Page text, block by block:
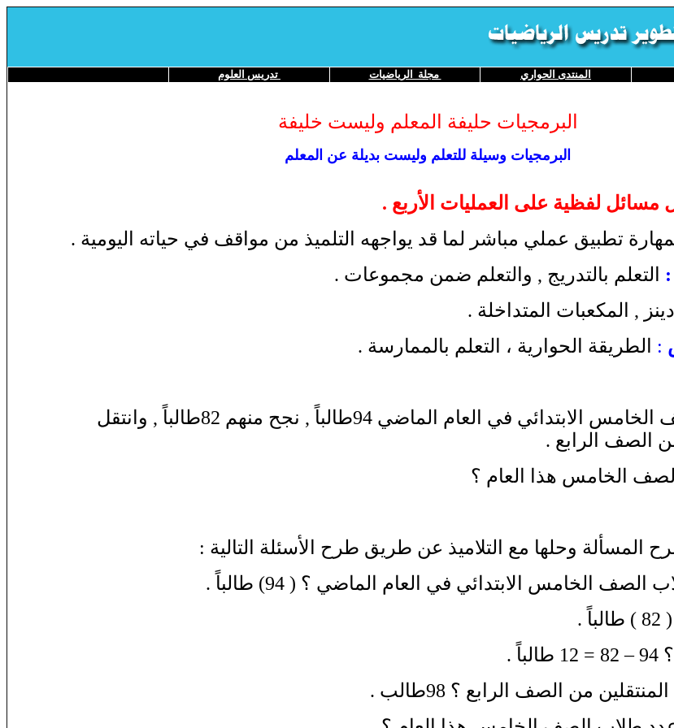
المنتدى الحواري مجلة الرياضيات تدريس العلوم
البرمجيات حليفة المعلم وليست خليفة
البرمجيات وسيلة للتعلم وليست بديلة عن المعلم
تطبيق عملي مباشر لما قد يواجهه التلميذ من مواقف في حياته اليومية .
التعلم بالتدريج , والتعلم ضمن مجموعات .
, المكعبات المتداخلة .
: الطريقة الحوارية ، التعلم بالممارسة .
عدد طلاب الصف الخامس الابتدائي في العام الماضي 94طالباً , نجح منهم 82طالباً , وانتقل
الخامس هذا العام ؟
المسألة وحلها مع التلاميذ عن طريق طرح الأسئلة التالية :
الخامس الابتدائي في العام الماضي ؟ ( 94) طالباً .
.
.
من الصف الرابع ؟ 98طالب .